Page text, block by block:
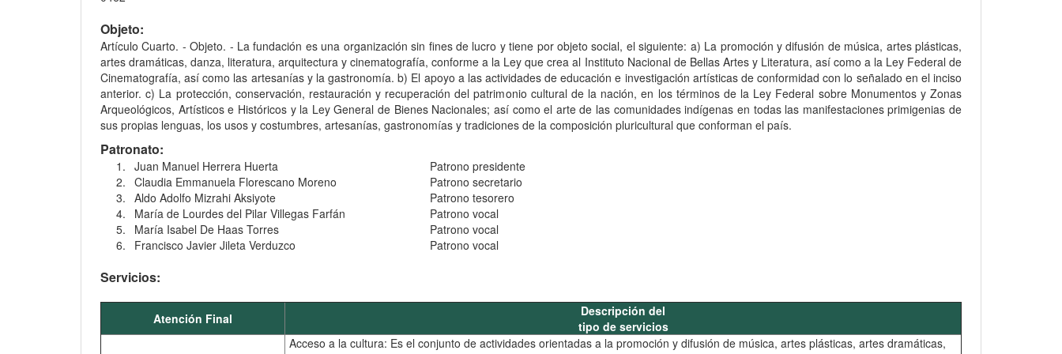
Objeto:
Artículo Cuarto. - Objeto. - La fundación es una organización sin fines de lucro y tiene por objeto social, el siguiente: a) La promoción y difusión de música, artes plásticas,
artes dramáticas, danza, literatura, arquitectura y cinematografía, conforme a la Ley que crea al Instituto Nacional de Bellas Artes y Literatura, así como a la Ley Federal de
Cinematografía, así como las artesanías y la gastronomía. b) El apoyo a las actividades de educación e investigación artísticas de conformidad con lo señalado en el inciso
anterior. c) La protección, conservación, restauración y recuperación del patrimonio cultural de la nación, en los términos de la Ley Federal sobre Monumentos y Zonas
Arqueológicos, Artísticos e Históricos y la Ley General de Bienes Nacionales; así como el arte de las comunidades indígenas en todas las manifestaciones primigenias de
sus propias lenguas, los usos y costumbres, artesanías, gastronomías y tradiciones de la composición pluricultural que conforman el país.
Patronato:
1. Juan Manuel Herrera Huerta
Patrono presidente
2. Claudia Emmanuela Florescano Moreno
Patrono secretario
3. Aldo Adolfo Mizrahi Aksiyote
Patrono tesorero
4.
María de Lourdes del Pilar Villegas Farfán
Patrono vocal
5.
María Isabel De Haas Torres
Patrono vocal
6.
Francisco Javier Jileta Verduzco Patrono vocal
Servicios:
Atención Final
Descripción del
tipo de servicios
Acceso a la cultura: Es el conjunto de actividades orientadas a la promoción y difusión de música, artes plásticas, artes dramáticas,